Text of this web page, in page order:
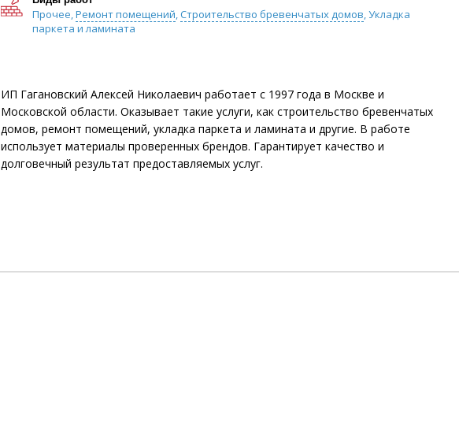
Прочее,Ремонт помещений,Строительство бревенчатых домов, Укладка
паркета и ламината
ИП Гагановский Алексей Николаевич работает с 1997 года в Москве и
Московской области. Оказывает такие услуги, как строительство бревенчатых
домов, ремонт помещений, укладка паркета и ламината и другие. В работе
использует материалы проверенных брендов. Гарантирует качество и
долговечный результат предоставляемых услуг.